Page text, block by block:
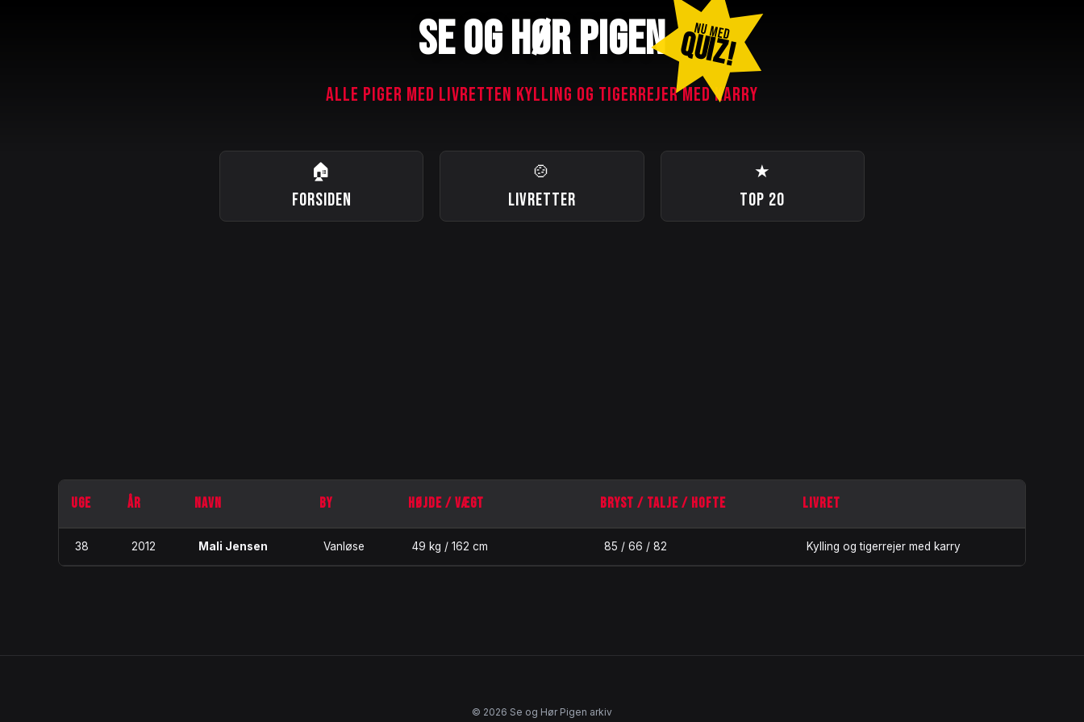
SE OG HØR PIGEN NU MED
QUIZ!
ALLE PIGER MED LIVRETTEN KYLLING OG TIGERREJER MED KARRY
🏠
FORSIDEN
🍲
LIVRETTER
★
TOP 20
UGE ÅR NAVN BY HØJDE / VÆGT BRYST / TALJE / HOFTE LIVRET
38 2012 Mali Jensen Vanløse 49 kg / 162 cm 85 / 66 / 82 Kylling og tigerrejer med karry
© 2026 Se og Hør Pigen arkiv